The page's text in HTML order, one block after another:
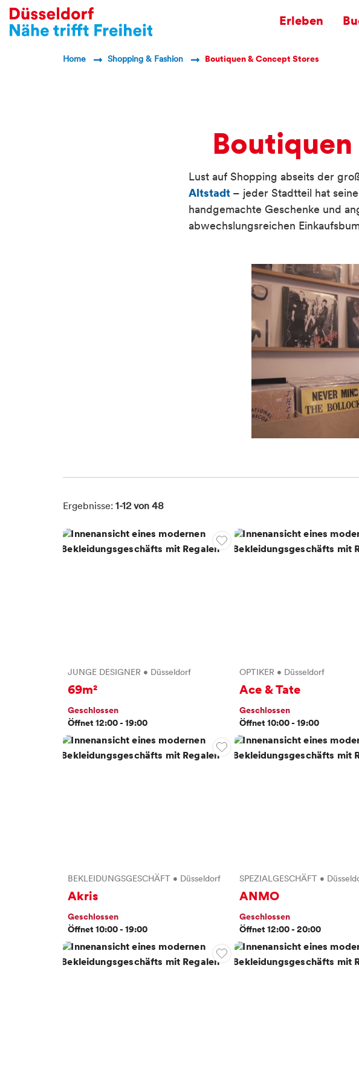
Erleben
Architektur
Stay for a
Breadcrumb Navigation
Home Shopping & Fashion Boutiquen & Concept Stores
Lust auf Shopping abseits der
Altstadt – jeder Stadtteil hat
handgemachte Geschenke und
abwechslungsreichen
Ergebnisse: 1-12von 48
JUNGE DESIGNER • Düsseldorf
69m²
Geschlossen
Öffnet 12:00 - 19:00
OPTIKER • Düsseldorf
Ace & Tate
Geschlossen
Öffnet 10:00 - 19:00
BEKLEIDUNGSGESCHÄFT • Düsseldorf
Akris
Geschlossen
Öffnet 10:00 - 19:00
SPEZIALGESCHÄFT •
ANMO
Geschlossen
Öffnet 12:00 - 20:00